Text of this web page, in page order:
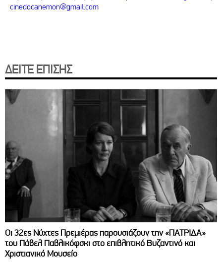
cinedocanemon@gmail.com
ΔΕΙΤΕ ΕΠΙΣΗΣ
Οι 32ες Νύχτες Πρεμιέρας παρουσιάζουν την «ΠΑΤΡΙΔΑ»
του Πάβελ Παβλικόφσκι στο επιβλητικό Βυζαντινό και
Χριστιανικό Μουσείο